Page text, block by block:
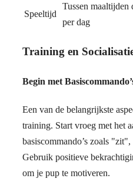
Speeltijd
Tussen maaltijden
per dag
Training en
Begin met
Een van de belangrijkste
training. Start vroeg met het
basiscommando’s zoals
Gebruik positieve
om je pup te motiveren.